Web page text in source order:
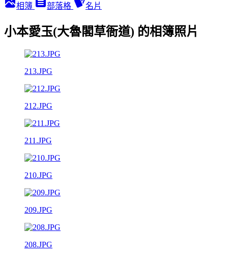
相簿 部落格 名片
小本愛玉(大魯閣草衙道) 的相簿照片
213.JPG
212.JPG
211.JPG
210.JPG
209.JPG
208.JPG